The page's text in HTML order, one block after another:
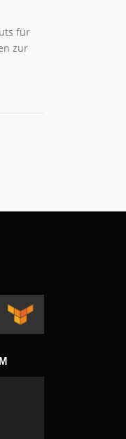
für
zur